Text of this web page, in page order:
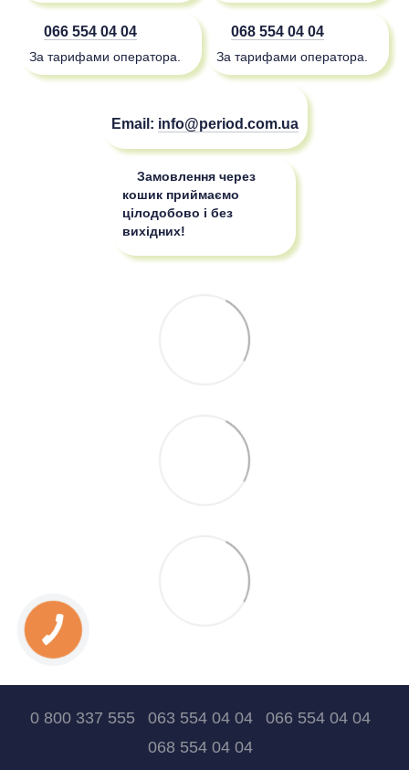
066 554 04 04
За тарифами оператора.
068 554 04 04
За тарифами оператора.
Email: info@period.com.ua
Замовлення через
кошик приймаємо
цілодобово і без
вихідних!
0 800 337 555 063 554 04 04
066 554 04 04
068 554 04 04